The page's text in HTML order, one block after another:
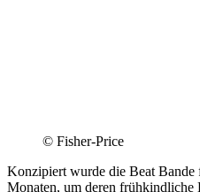
© Fisher-Price
Konzipiert wurde die Beat Bande
Monaten, um deren